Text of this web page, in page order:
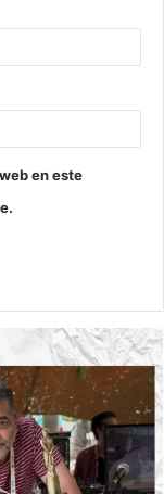
en este